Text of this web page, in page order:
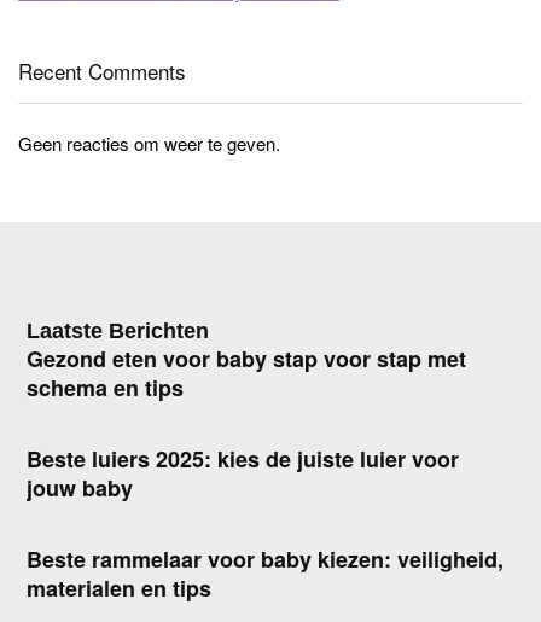
Recent Comments
Geen reacties om weer te geven.
Laatste Berichten
Gezond eten voor baby stap voor stap met
schema en tips
Beste luiers 2025: kies de juiste luier voor
jouw baby
Beste rammelaar voor baby kiezen: veiligheid,
materialen en tips